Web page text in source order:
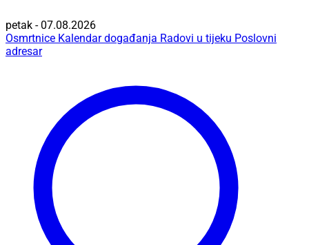
petak - 07.08.2026
Osmrtnice Kalendar događanja Radovi u tijeku Poslovni
adresar